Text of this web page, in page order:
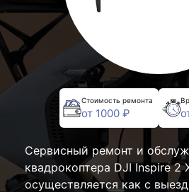
Стоимость ремонта
от 1000 ₽
Сервисный ремонт и
квадрокоптера DJI Inspire 2
осуществляется как с